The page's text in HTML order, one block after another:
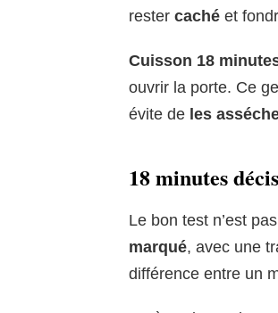
rester caché et
Cuisson 18
ouvrir la porte. Ce
évite de les
18 minutes
Le bon test n’est
marqué, avec une
différence entre un